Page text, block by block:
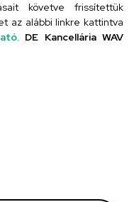
Nyíregyháza Sóstói
követve frissítettük
az alábbi linkre kattintva
DE Kancellária WAV